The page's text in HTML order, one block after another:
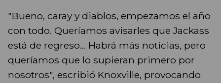
"Bueno, caray y diablos, empezamos el año
con todo. Queríamos avisarles que Jackass
está de regreso... Habrá más noticias, pero
queríamos que lo supieran primero por
nosotros", escribió Knoxville, provocando